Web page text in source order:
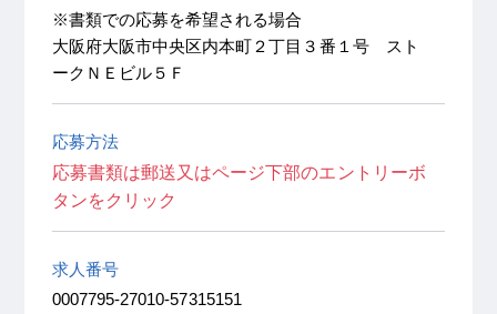
※書類での応募を希望される場合
大阪府大阪市中央区内本町２丁目３番１号 スト
ークＮＥビル５Ｆ
応募方法
応募書類は郵送又はページ下部のエントリーボ
タンをクリック
求人番号
0007795-27010-57315151